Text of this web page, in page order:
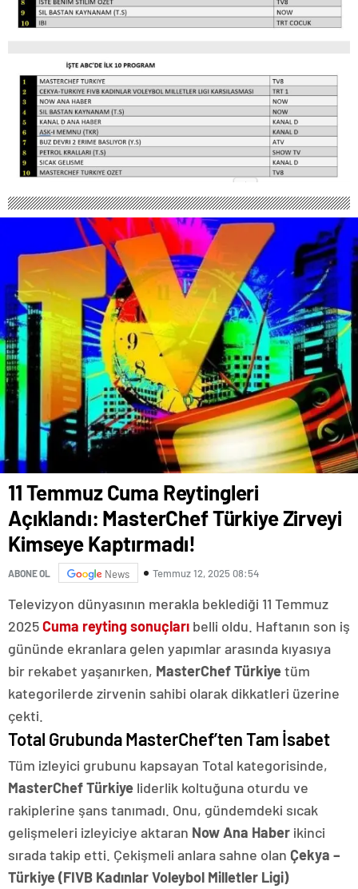
11 Temmuz Cuma Reytingleri
Açıklandı: MasterChef Türkiye Zirveyi
Kimseye Kaptırmadı!
ABONE OL News Temmuz 12, 2025 08:54
Televizyon dünyasının merakla beklediği 11 Temmuz
2025Cuma reyting sonuçları belli oldu. Haftanın son iş
gününde ekranlara gelen yapımlar arasında kıyasıya
bir rekabet yaşanırken, MasterChef Türkiyetüm
kategorilerde zirvenin sahibi olarak dikkatleri üzerine
çekti.
Total Grubunda MasterChef’ten Tam İsabet
Tüm izleyici grubunu kapsayan Total kategorisinde,
MasterChef Türkiye liderlik koltuğuna oturdu ve
rakiplerine şans tanımadı. Onu, gündemdeki sıcak
gelişmeleri izleyiciye aktaran Now Ana Haber ikinci
sırada takip etti. Çekişmeli anlara sahne olan Çekya –
Türkiye (FIVB Kadınlar Voleybol Milletler Ligi)